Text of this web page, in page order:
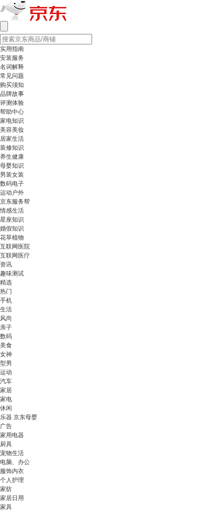
实用指南
安装服务
名词解释
常见问题
购买须知
品牌故事
评测体验
帮助中心
家电知识
美容美妆
居家生活
装修知识
养生健康
母婴知识
男装女装
数码电子
运动户外
京东服务帮
情感生活
星座知识
婚假知识
花草植物
互联网医院
互联网医疗
资讯
趣味测试
精选
热门
手机
生活
风尚
亲子
数码
美食
女神
型男
运动
汽车
家居
家电
休闲
乐器 京东母婴
广告
家用电器
厨具
宠物生活
电脑、办公
服饰内衣
个人护理
家纺
家居日用
家具